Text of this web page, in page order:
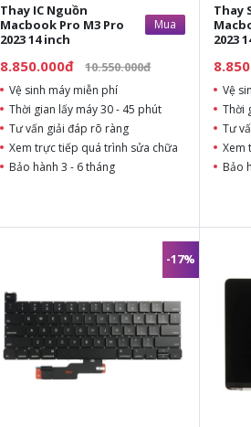
Thay IC Nguồn
Macbook Pro M3 Pro
2023 14 inch
Mua
8.850.000đ 10.550.000đ
Vệ sinh máy miễn phí
Thời gian lấy máy 30 - 45 phút
Tư vấn giải đáp rõ ràng
Xem trực tiếp quá trình sửa chữa
Bảo hành 3 - 6 tháng
Thay
2023
Vệ
Thời
Tư
Xem
Bảo
-17%